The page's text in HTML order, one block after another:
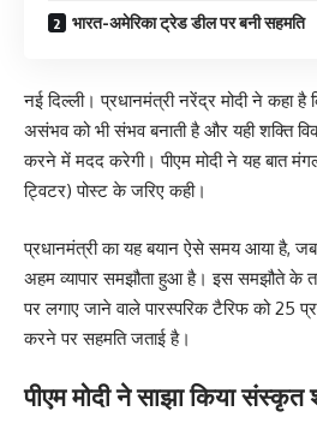
भारत-अमेरिका ट्रेड डील पर बनी सहमति
नई दिल्ली। प्रधानमंत्री नरेंद्र मोदी ने कहा
असंभव को भी संभव बनाती है और यही शक्ति
करने में मदद करेगी। पीएम मोदी ने यह बात
ट्विटर) पोस्ट के जरिए कही।
प्रधानमंत्री का यह बयान ऐसे समय आया है,
अहम व्यापार समझौता हुआ है। इस समझौते के
पर लगाए जाने वाले पारस्परिक टैरिफ को 25
करने पर सहमति जताई है।
पीएम मोदी ने साझा किया संस्कृत